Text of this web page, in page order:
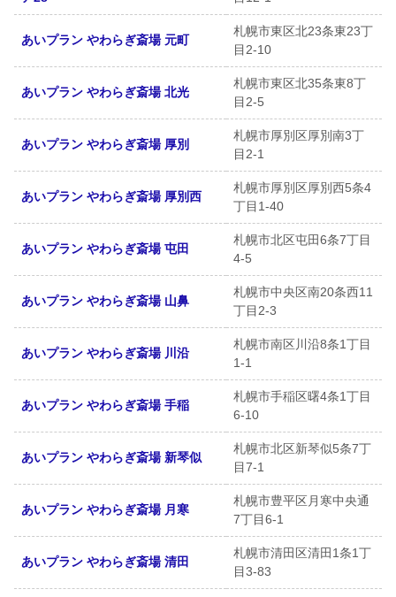
あいプラン やわらぎ斎場 元町
札幌市東区北23条東23丁
目2-10
あいプラン やわらぎ斎場 北光
札幌市東区北35条東8丁
目2-5
あいプラン やわらぎ斎場 厚別
札幌市厚別区厚別南3丁
目2-1
あいプラン やわらぎ斎場 厚別西
札幌市厚別区厚別西5条4
丁目1-40
あいプラン やわらぎ斎場 屯田
札幌市北区屯田6条7丁目
4-5
あいプラン やわらぎ斎場 山鼻
札幌市中央区南20条西11
丁目2-3
あいプラン やわらぎ斎場 川沿
札幌市南区川沿8条1丁目
1-1
あいプラン やわらぎ斎場 手稲
札幌市手稲区曙4条1丁目
6-10
あいプラン やわらぎ斎場 新琴似
札幌市北区新琴似5条7丁
目7-1
あいプラン やわらぎ斎場 月寒
札幌市豊平区月寒中央通
7丁目6-1
あいプラン やわらぎ斎場 清田
札幌市清田区清田1条1丁
目3-83